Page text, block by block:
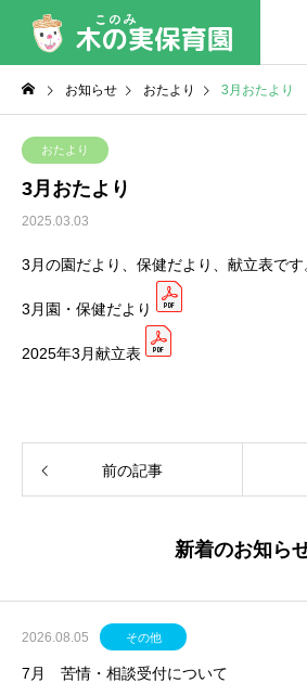
お知らせ おたより 3月おたより
おたより
3月おたより
2025.03.03
3月の園だより、保健だより、献立表です
3月園・保健だより
2025年3月献立表
前の記事
新着のお知ら
2026.08.05 その他
7月 苦情・相談受付について